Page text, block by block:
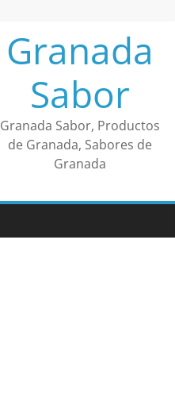
Granada
Sabor
Granada Sabor, Productos
de Granada, Sabores de
Granada